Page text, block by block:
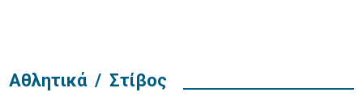
Αθλητικά / Στίβος